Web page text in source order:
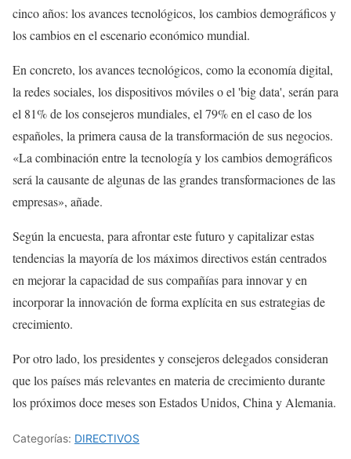
cinco años: los avances tecnológicos, los cambios demográficos y
los cambios en el escenario económico mundial.
En concreto, los avances tecnológicos, como la economía digital,
la redes sociales, los dispositivos móviles o el 'big data', serán para
el 81% de los consejeros mundiales, el 79% en el caso de los
españoles, la primera causa de la transformación de sus negocios.
«La combinación entre la tecnología y los cambios demográficos
será la causante de algunas de las grandes transformaciones de las
empresas», añade.
Según la encuesta, para afrontar este futuro y capitalizar estas
tendencias la mayoría de los máximos directivos están centrados
en mejorar la capacidad de sus compañías para innovar y en
incorporar la innovación de forma explícita en sus estrategias de
crecimiento.
Por otro lado, los presidentes y consejeros delegados consideran
que los países más relevantes en materia de crecimiento durante
los próximos doce meses son Estados Unidos, China y Alemania.
Categorías: DIRECTIVOS